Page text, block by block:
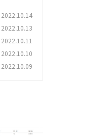
2022.10.14
2022.10.13
2022.10.11
2022.10.10
2022.10.09